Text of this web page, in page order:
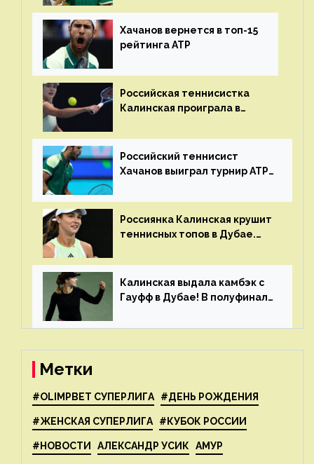
Хачанов вернется в топ-15
рейтинга ATP
Российская теннисистка
Калинская проиграла в
Российский теннисист
Хачанов выиграл турнир ATP
Россиянка Калинская крушит
теннисных топов в Дубае.
рейтинга
Калинская выдала камбэк с
Гауфф в Дубае! В полуфинале
Свёнтек
Метки
#OLIMPBET СУПЕРЛИГА #ДЕНЬ РОЖДЕНИЯ
#ЖЕНСКАЯ СУПЕРЛИГА #КУБОК РОССИИ
#НОВОСТИ АЛЕКСАНДР УСИК АМУР